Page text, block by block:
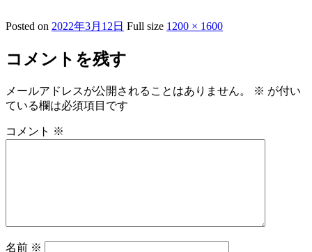
Posted on 2022年3月12日 Full size 1200 × 1600
コメントを残す
メールアドレスが公開されることはありません。 ※ が付い
ている欄は必須項目です
コメント ※
名前 ※